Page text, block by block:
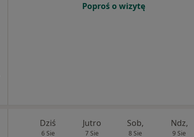
Poproś o wizytę
Dziś
6 Sie
Jutro
7 Sie
Sob,
8 Sie
Ndz,
9 Sie